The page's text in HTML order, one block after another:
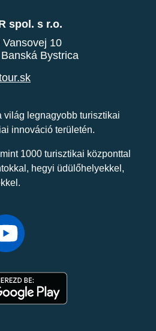
spol. s r.o.
Vansovej 10
Bystrica
világ legnagyobb turisztikai
innováció területén.
1000 turisztikai központtal
hegyi üdülőhelyekkel,